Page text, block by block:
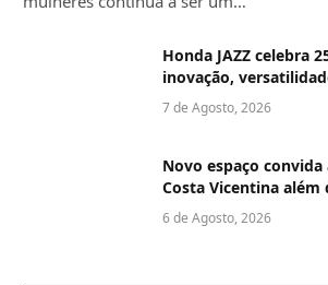
Honda JAZZ celebra
inovação,
7 de Agosto, 2026
Novo espaço
Costa Vicentina além
6 de Agosto, 2026